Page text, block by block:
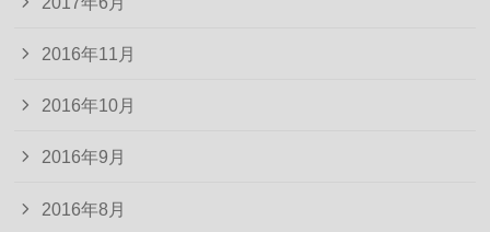
2016年11月
2016年10月
2016年9月
2016年8月